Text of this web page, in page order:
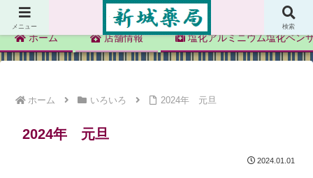
新城薬局
ホーム 店舗情報 塩化アルミニウム塩化ベン
ホーム いろいろ 2024年 元旦
2024年 元旦
2024.01.01
メニュー 検索